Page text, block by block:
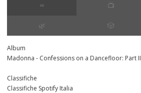
∞ 📺
🌿 🎲
Album
Madonna - Confessions on a Dancefloor: Part II
Classifiche
Classifiche Spotify Italia